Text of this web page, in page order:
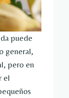
puede
general,
pero en
el